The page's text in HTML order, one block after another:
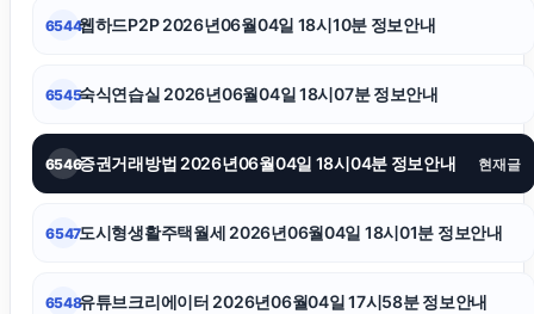
네이버 검색광고
6544웹하드P2P 2026년06월04일 18시10분 정보안내
6545숙식연습실 2026년06월04일 18시07분 정보안내
6546증권거래방법 2026년06월04일 18시04분 정보안내 현재글
6547도시형생활주택월세 2026년06월04일 18시01분 정보안내
6548유튜브크리에이터 2026년06월04일 17시58분 정보안내